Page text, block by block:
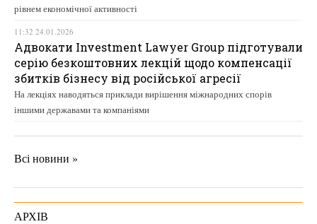
рівнем економічної активності
11:32 24.01.2026
Адвокати Investment Lawyer Group підготували
серію безкоштовних лекцій щодо компенсації
збитків бізнесу від російської агресії
На лекціях наводяться приклади вирішення міжнародних спорів
іншими державами та компаніями
Всі новини »
АРХІВ